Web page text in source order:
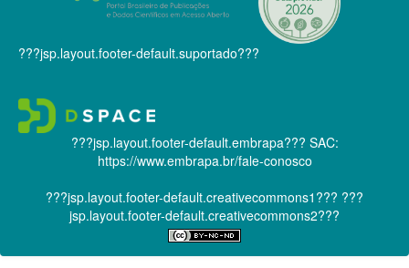
???jsp.layout.footer-default.suportado???
???jsp.layout.footer-default.embrapa??? SAC:
https://www.embrapa.br/fale-conosco
???jsp.layout.footer-default.creativecommons1??? ???
jsp.layout.footer-default.creativecommons2???